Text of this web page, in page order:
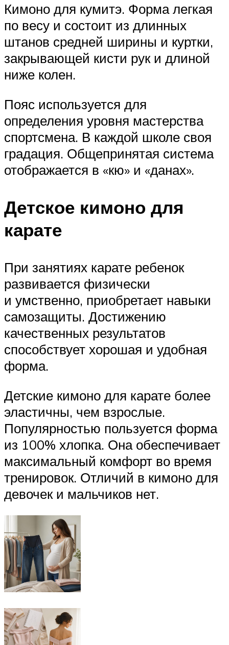
Кимоно для кумитэ. Форма легкая
по весу и состоит из длинных
штанов средней ширины и куртки,
закрывающей кисти рук и длиной
ниже колен.
Пояс используется для
определения уровня мастерства
спортсмена. В каждой школе своя
градация. Общепринятая система
отображается в «кю» и «данах».
Детское кимоно для
карате
При занятиях карате ребенок
развивается физически
и умственно, приобретает навыки
самозащиты. Достижению
качественных результатов
способствует хорошая и удобная
форма.
Детские кимоно для карате более
эластичны, чем взрослые.
Популярностью пользуется форма
из 100% хлопка. Она обеспечивает
максимальный комфорт во время
тренировок. Отличий в кимоно для
девочек и мальчиков нет.